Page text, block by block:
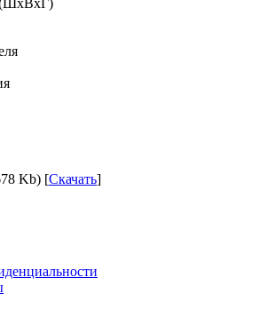
(ШхВхГ)
Kb) [Скачать]